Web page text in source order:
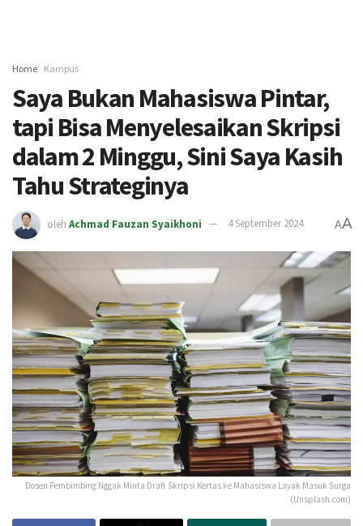
Home Kampus
Saya Bukan Mahasiswa Pintar,
tapi Bisa Menyelesaikan Skripsi
dalam 2 Minggu, Sini Saya Kasih
Tahu Strateginya
oleh Achmad Fauzan Syaikhoni 4 September 2024 AA
Dosen Pembimbing Nggak Minta Draft Skripsi Kertas ke Mahasiswa Layak Masuk Surga
(Unsplash.com)